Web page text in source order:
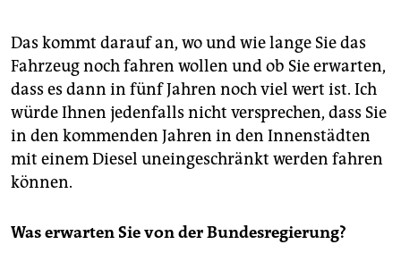
Das kommt darauf an, wo und wie lange Sie das
Fahrzeug noch fahren wollen und ob Sie erwarten,
dass es dann in fünf Jahren noch viel wert ist. Ich
würde Ihnen jedenfalls nicht versprechen, dass Sie
in den kommenden Jahren in den Innenstädten
mit einem Diesel uneingeschränkt werden fahren
können.
Was erwarten Sie von der Bundesregierung?